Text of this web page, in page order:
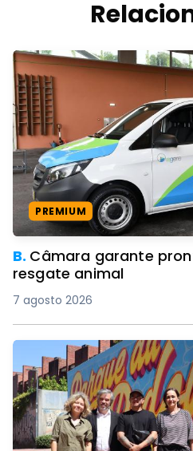
PREMIUM
B. Câmara garante
resgate animal
7 agosto 2026